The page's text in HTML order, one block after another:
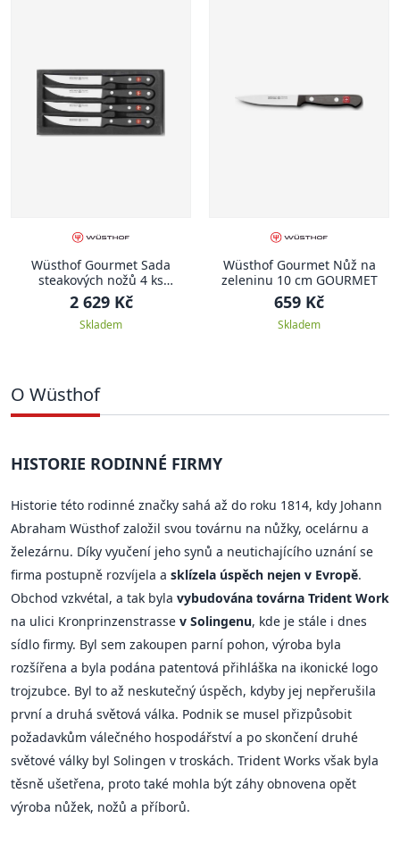
Wüsthof Gourmet Sada
steakových nožů 4 ks
GOURMET
2 629 Kč
Skladem
Wüsthof Gourmet Nůž na
zeleninu 10 cm GOURMET
659 Kč
Skladem
O Wüsthof
HISTORIE RODINNÉ FIRMY
Historie této rodinné značky sahá až do roku 1814, kdy Johann
Abraham Wüsthof založil svou továrnu na nůžky, ocelárnu a
železárnu. Díky vyučení jeho synů a neutichajícího uznání se
firma postupně rozvíjela a sklízela úspěch nejen v Evropě.
Obchod vzkvétal, a tak byla vybudována továrna Trident Work
na ulici Kronprinzenstrasse v Solingenu, kde je stále i dnes
sídlo firmy. Byl sem zakoupen parní pohon, výroba byla
rozšířena a byla podána patentová přihláška na ikonické logo
trojzubce. Byl to až neskutečný úspěch, kdyby jej nepřerušila
první a druhá světová válka. Podnik se musel přizpůsobit
požadavkům válečného hospodářství a po skončení druhé
světové války byl Solingen v troskách. Trident Works však byla
těsně ušetřena, proto také mohla být záhy obnovena opět
výroba nůžek, nožů a příborů.